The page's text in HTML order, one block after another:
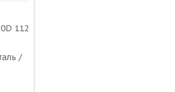
112
/